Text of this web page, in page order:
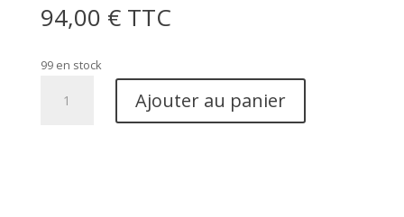
94,00 € TTC
99 en stock
Ajouter au panier